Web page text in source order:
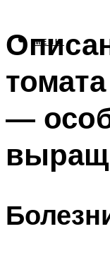
МЕНЮ
—